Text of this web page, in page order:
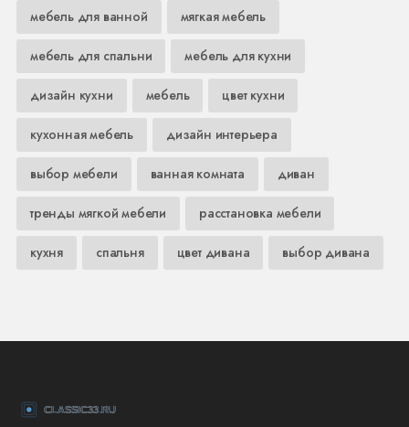
мебель для ванной мягкая мебель
мебель для спальни мебель для кухни
дизайн кухни мебель цвет кухни
кухонная мебель дизайн интерьера
выбор мебели ванная комната диван
тренды мягкой мебели расстановка мебели
кухня спальня цвет дивана выбор дивана